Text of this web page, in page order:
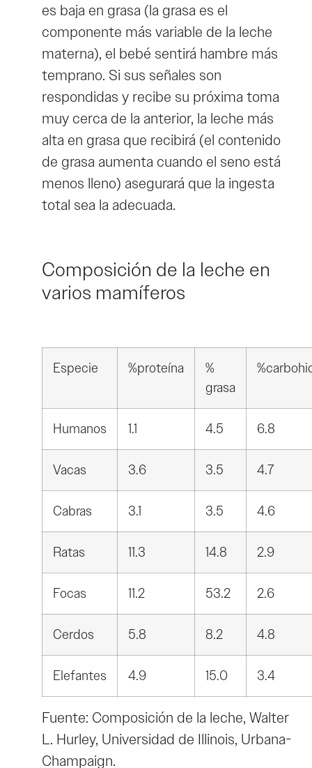
es baja en grasa (la grasa es el
componente más variable de la leche
materna), el bebé sentirá hambre más
temprano. Si sus señales son
respondidas y recibe su próxima toma
muy cerca de la anterior, la leche más
alta en grasa que recibirá (el contenido
de grasa aumenta cuando el seno está
menos lleno) asegurará que la ingesta
total sea la adecuada.
Composición de la leche en
varios mamíferos
Especie %proteína
%
grasa
Humanos 1.1 4.5 6.8
Vacas 3.6 3.5 4.7
Cabras 3.1 3.5 4.6
Ratas 11.3 14.8 2.9
Focas 11.2 53.2 2.6
Cerdos 5.8 8.2 4.8
Elefantes 4.9 15.0 3.4
Fuente: Composición de la leche, Walter
L. Hurley, Universidad de Illinois, Urbana-
Champaign.